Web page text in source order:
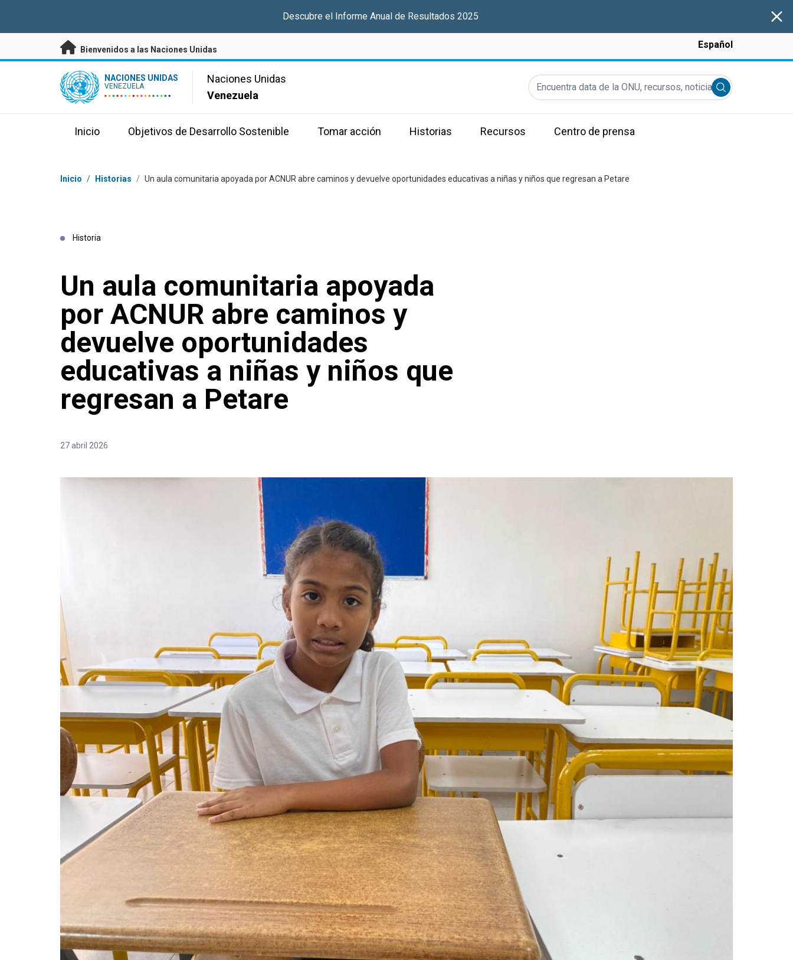
Descubre el Informe Anual de Resultados 2025
Bienvenidos a las Naciones Unidas Español
UN Logo NACIONES UNIDAS
VENEZUELA
Naciones Unidas
Venezuela
Encuentra data de la ONU, recursos, noticias y más...
Submit search
Inicio Objetivos de Desarrollo Sostenible Tomar acción Historias Recursos Centro de prensa
Coordenadas dentro de la ruta de navegación
Inicio / Historias / Un aula comunitaria apoyada por ACNUR abre caminos y devuelve oportunidades educativas a niñas y niños que regresan a Petare
Historia
Un aula comunitaria apoyada
por ACNUR abre caminos y
devuelve oportunidades
educativas a niñas y niños que
regresan a Petare
27 abril 2026